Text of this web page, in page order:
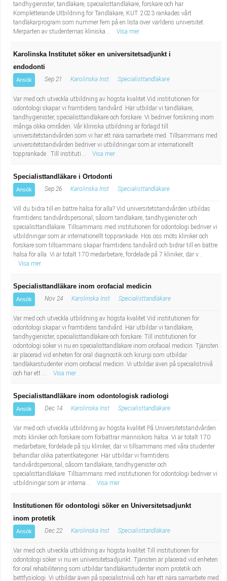
tandhygienister, tandläkare, specialisttandläkare, forskare och har
Kompletterande Utbildning för Tandläkare, KUT. 2023 rankades vårt
tandläkarprogram som nummer fem på en lista över världens universitet.
Merparten av studenternas kliniska...
Visa mer
Karolinska Institutet söker en universitetsadjunkt i
endodonti
Ansök Sep 21 Karolinska Inst Specialisttandläkare
Var med och utveckla utbildning av högsta kvalitet Vid institutionen för
odontologi skapar vi framtidens tandvård. Här utbildar vi tandläkare,
tandhygienister, specialisttandläkare och forskare. Vi bedriver forskning inom
många olika områden. Vår kliniska utbildning är förlagd till
universitetstandvården som vi har ett nära samarbete med. Tillsammans med
universitetstandvården bedriver vi utbildningar som är internationellt
topprankade. Till instituti...
Visa mer
Specialisttandläkare i Ortodonti
Ansök Sep 26 Karolinska Inst Specialisttandläkare
Vill du bidra till en bättre hälsa för alla? Vid universitetstandvården utbildas
framtidens tandvårdspersonal, såsom tandläkare, tandhygienister och
specialisttandläkare. Tillsammans med institutionen för odontologi bedriver vi
utbildningar som är internationellt topprankade. Hos oss möts kliniker och
forskare som tillsammans skapar framtidens tandvård och bidrar till en bättre
hälsa för alla. Vi är totalt 170 medarbetare, fördelade på 7 kliniker, där v...
Visa mer
Specialisttandläkare inom orofacial medicin
Ansök Nov 24 Karolinska Inst Specialisttandläkare
Var med och utveckla utbildning av högsta kvalitet Vid institutionen för
odontologi skapar vi framtidens tandvård. Här utbildar vi tandläkare,
tandhygienister, specialisttandläkare och forskare. Till institutionen för
odontologi söker vi nu en specialisttandläkare inom orofacial medicin. Tjänsten
är placerad vid enheten för oral diagnostik och kirurgi som utbildar
tandläkarstudenter inom orofacial medicin. Vi utbildar även på specialistnivå
och har ett ...
Visa mer
Specialisttandläkare inom odontologisk radiologi
Ansök Dec 14 Karolinska Inst Specialisttandläkare
Var med och utveckla utbildning av högsta kvalitet På Universitetstandvården
möts kliniker och forskare som förbättrar människors hälsa. Vi är totalt 170
medarbetare, fördelade på sju kliniker, där vi tillsammans med våra studenter
behandlar olika patientkategorier. Här utbildar vi framtidens
tandvårdspersonal, såsom tandläkare, tandhygienister och
specialisttandläkare. Tillsammans med institutionen för odontologi bedriver vi
utbildningar som är interna...
Visa mer
Institutionen för odontologi söker en Universitetsadjunkt
inom protetik
Ansök Dec 22 Karolinska Inst Specialisttandläkare
Var med och utveckla utbildning av högsta kvalitet Till institutionen för
odontologi söker vi nu en universitetsadjunkt. Tjänsten är placerad vid enheten
för oral rehabilitering som utbildar tandläkarstudenter inom protetik och
bettfysiologi. Vi utbildar även på specialistnivå och har ett nära samarbete med